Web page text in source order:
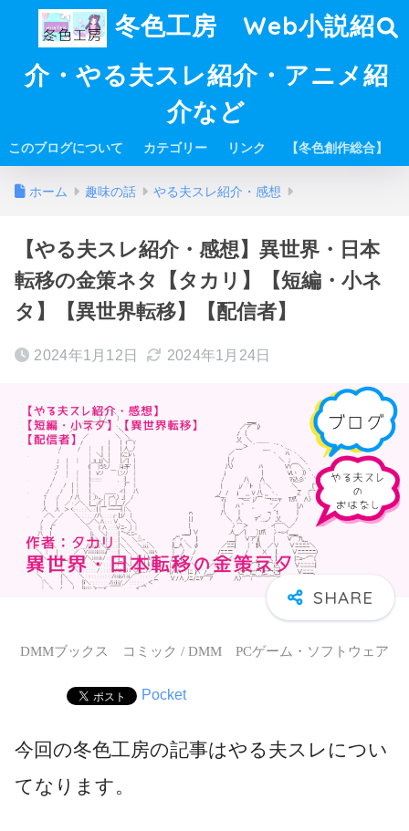
冬色工房 Web小説紹
介・やる夫スレ紹介・アニメ紹
介など
このブログについて カテゴリー リンク 【冬色創作総合】
ホーム 趣味の話 やる夫スレ紹介・感想
【やる夫スレ紹介・感想】異世界・日本
転移の金策ネタ【タカリ】【短編・小ネ
タ】【異世界転移】【配信者】
2024年1月12日 2024年1月24日
DMMブックス コミック / DMM PCゲーム・ソフトウェア
Pocket
今回の冬色工房の記事はやる夫スレについ
てなります。